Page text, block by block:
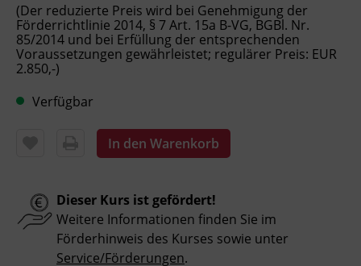
tirol.at um Ihre Vormerkung abzuschließen.
Sobald wir Ihre Dokumente erhalten und
positiv geprüft haben, senden wir Ihnen gerne
die Anmeldebestätigung zu.
Bei Fragen zu den Voraussetzungen wenden
Gesetzliche Grundlagen
BildungsRahmenPlan
Prinzipien für elementare Bildung
(Der reduzierte Preis wird bei Genehmigung der
Förderrichtlinie 2014, § 7 Art. 15a B-VG, BGBl. Nr.
85/2014 und bei Erfüllung der entsprechenden
Voraussetzungen gewährleistet; regulärer Preis: EUR
2.850,-)
Verfügbar
In den Warenkorb
Dieser Kurs ist gefördert!
Weitere Informationen finden Sie im
Förderhinweis des Kurses sowie unter
Service/Förderungen.